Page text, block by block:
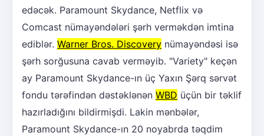
edəcək. Paramount Skydance, Netflix və
Comcast nümayəndələri şərh verməkdən imtina
ediblər. Warner Bros. Discovery nümayəndəsi isə
şərh sorğusuna cavab verməyib. "Variety" keçən
ay Paramount Skydance-ın üç Yaxın Şərq sərvət
fondu tərəfindən dəstəklənən WBD üçün bir təklif
hazırladığını bildirmişdi. Lakin mənbələr,
Paramount Skydance-ın 20 noyabrda təqdim